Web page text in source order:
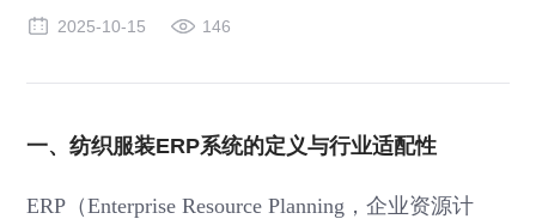
2025-10-15 146
一、纺织服装ERP系统的定义与行业适配性
ERP（Enterprise Resource Planning，企业资源计